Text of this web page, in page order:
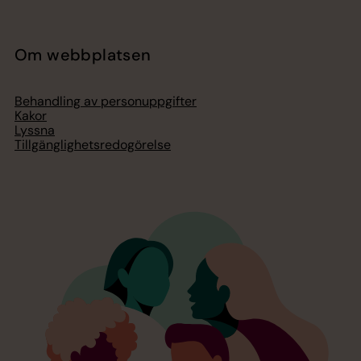
Om webbplatsen
Behandling av personuppgifter
Kakor
Lyssna
Tillgänglighetsredogörelse